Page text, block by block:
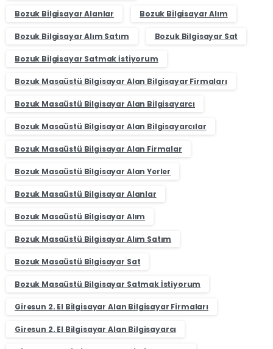
Bozuk Bilgisayar Alanlar Bozuk Bilgisayar Alım
Bozuk Bilgisayar Alım Satım Bozuk Bilgisayar Sat
Bozuk Bilgisayar Satmak İstiyorum
Bozuk Masaüstü Bilgisayar Alan Bilgisayar Firmaları
Bozuk Masaüstü Bilgisayar Alan Bilgisayarcı
Bozuk Masaüstü Bilgisayar Alan Bilgisayarcılar
Bozuk Masaüstü Bilgisayar Alan Firmalar
Bozuk Masaüstü Bilgisayar Alan Yerler
Bozuk Masaüstü Bilgisayar Alanlar
Bozuk Masaüstü Bilgisayar Alım
Bozuk Masaüstü Bilgisayar Alım Satım
Bozuk Masaüstü Bilgisayar Sat
Bozuk Masaüstü Bilgisayar Satmak İstiyorum
Giresun 2. El Bilgisayar Alan Bilgisayar Firmaları
Giresun 2. El Bilgisayar Alan Bilgisayarcı